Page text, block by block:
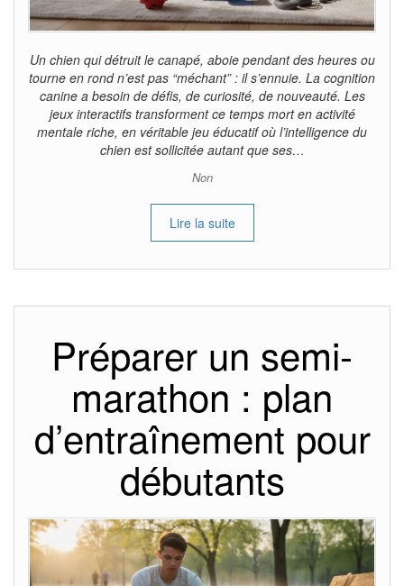
Un chien qui détruit le canapé, aboie pendant des heures ou
tourne en rond n’est pas “méchant” : il s’ennuie. La cognition
canine a besoin de défis, de curiosité, de nouveauté. Les
jeux interactifs transforment ce temps mort en activité
mentale riche, en véritable jeu éducatif où l’intelligence du
chien est sollicitée autant que ses…
Non
Lire la suite
Préparer un semi-
marathon : plan
d’entraînement pour
débutants